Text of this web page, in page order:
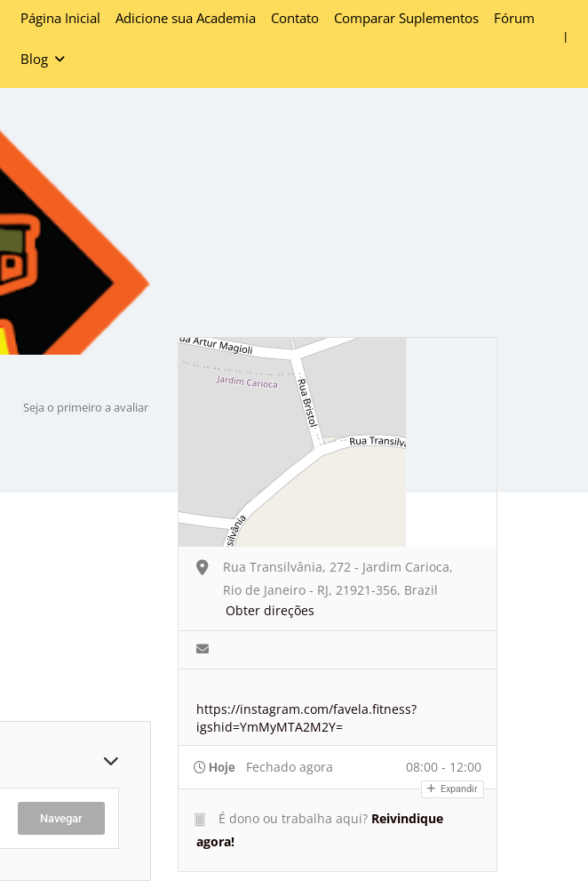
Página Inicial Adicione sua Academia Contato Comparar Suplementos Fórum
Blog
Seja o primeiro a avaliar
Navegar
Rua Transilvânia, 272 - Jardim Carioca,
Rio de Janeiro - RJ, 21921-356, Brazil
Obter direções
https://instagram.com/favela.fitness?
igshid=YmMyMTA2M2Y=
Hoje Fechado agora 08:00 - 12:00
Expandir
É dono ou trabalha aqui? Reivindique
agora!